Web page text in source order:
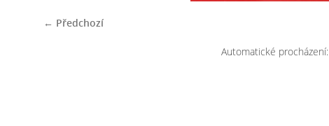
← Předchozí
Automatické procházení: